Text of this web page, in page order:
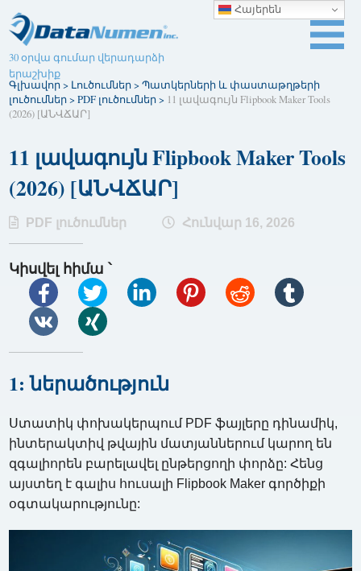
30 օրվա գումար վերադարձի
երաշխիք
Գլխավոր> Լուծումներ>Պատկերների և փաստաթղթերի
լուծումներ>PDF լուծումներ> 11 լավագույն Flipbook Maker Tools
(2026) [ԱՆՎՃԱՐ]
11 լավագույն Flipbook Maker Tools
(2026) [ԱՆՎՃԱՐ]
PDF լուծումներ Հունվար 16, 2026
Կիսվել հիմա ՝
1: ներածություն
Ստատիկ փոխակերպում PDF ֆայլերը դինամիկ,
ինտերակտիվ թվային մատյաններում կարող են
զգալիորեն բարելավել ընթերցողի փորձը: Հենց
այստեղ է գալիս հուսալի Flipbook Maker գործիքի
օգտակարությունը:
Հայերեն